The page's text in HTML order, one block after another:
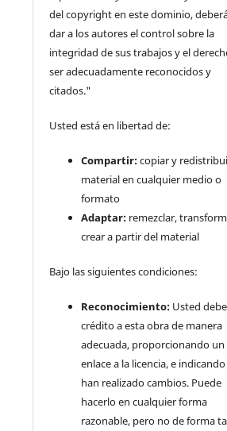
del copyright en este dominio,
dar a los autores el control sobre la
integridad de sus trabajos y el
ser adecuadamente reconocidos y
citados."
Usted está en libertad de:
Compartir:copiar y
material en cualquier medio o
formato
Adaptar: remezclar,
crear a partir del material
Bajo las siguientes condiciones:
Reconocimiento: Usted
crédito a esta obra de manera
adecuada, proporcionando un
enlace a la licencia, e indicando
han realizado cambios. Puede
hacerlo en cualquier forma
razonable, pero no de forma